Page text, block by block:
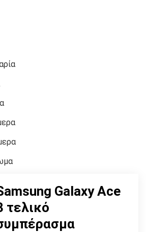
Galaxy Ace
τελικό